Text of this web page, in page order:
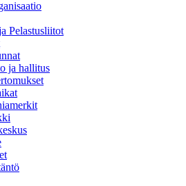
Pelastusliitot
ja hallitus